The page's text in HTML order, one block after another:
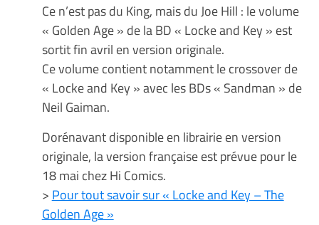
Ce n’est pas du King, mais du Joe Hill : le volume
« Golden Age » de la BD « Locke and Key » est
sortit fin avril en version originale.
Ce volume contient notamment le crossover de
« Locke and Key » avec les BDs « Sandman » de
Neil Gaiman.
Dorénavant disponible en librairie en version
originale, la version française est prévue pour le
18 mai chez Hi Comics.
> Pour tout savoir sur « Locke and Key – The
Golden Age »